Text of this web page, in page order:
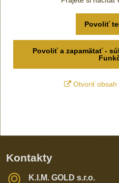
Povoliť
Povoliť a zapamätať -
Otvoriť obsah
Kontakty
K​​.I​​.M​​. GOLD s​​.r​​.o​​.